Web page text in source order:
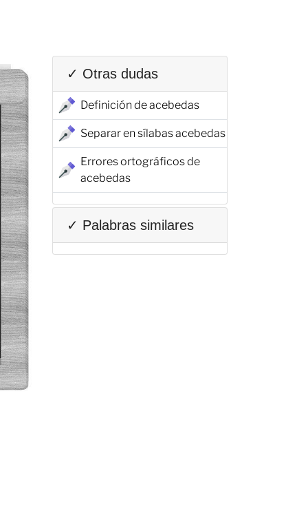
✓ Otras dudas
Definición de acebedas
Separar en sílabas acebedas
Errores ortográficos de
acebedas
✓ Palabras similares